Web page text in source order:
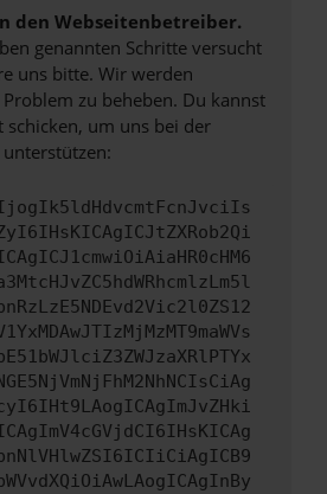
den Webseitenbetreiber.
genannten Schritte versucht
uns bitte. Wir werden
zu beheben. Du kannst
schicken, um uns bei der